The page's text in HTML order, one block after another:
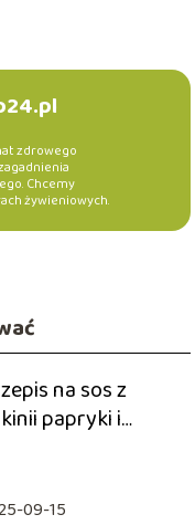
zdrowego
Chcemy
żywieniowych.
na sos z
papryki i
09-15